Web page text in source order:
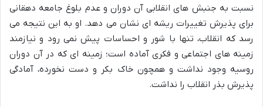
نسبت به جنبش های انقلابی آن دوران و عدم بلوغ جامعه دهقانی
برای پذیرش تغییرات ریشه ای نشان می دهد. او به این نتیجه می
رسد که انقلاب، تنها با شور و احساسات پیش نمی رود و نیازمند
زمینه های اجتماعی و فکری آماده است؛ زمینه ای که در آن دوران
روسیه وجود نداشت و همچون خاک بکر و دست نخورده، آمادگی
پذیرش بذر انقلاب را نداشت.